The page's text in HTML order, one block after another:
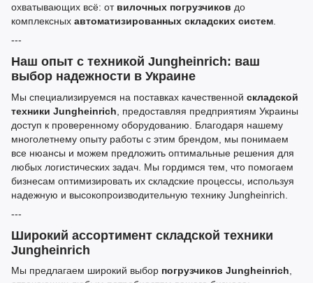
охватывающих всё: от вилочных погрузчиков до
комплексных автоматизированных складских систем.
---
Наш опыт с техникой Jungheinrich: ваш
выбор надежности в Украине
Мы специализируемся на поставках качественной складской
техники Jungheinrich , предоставляя предприятиям Украины
доступ к проверенному оборудованию. Благодаря нашему
многолетнему опыту работы с этим брендом, мы понимаем
все нюансы и можем предложить оптимальные решения для
любых логистических задач. Мы гордимся тем, что помогаем
бизнесам оптимизировать их складские процессы, используя
надежную и высокопроизводительную технику Jungheinrich.
---
Широкий ассортимент складской техники
Jungheinrich
Мы предлагаем широкий выбор погрузчиков Jungheinrich,